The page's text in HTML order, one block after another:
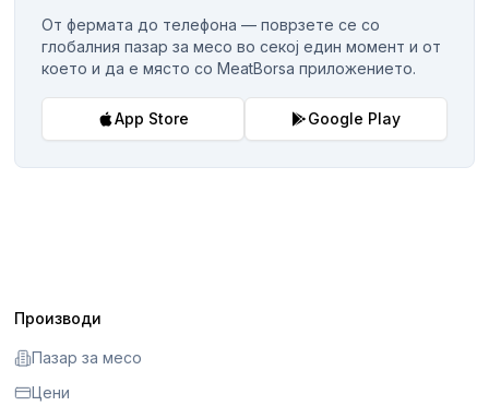
От фермата до телефона — поврзете се со
глобалния пазар за месо во секој един момент и от
което и да е място со MeatBorsa приложението.
App Store Google Play
Производи
Пазар за месо
Цени